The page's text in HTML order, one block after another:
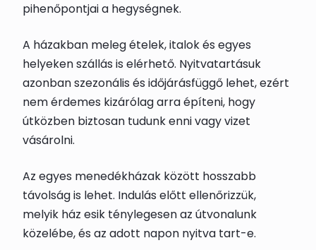
pihenőpontjai a hegységnek.
A házakban meleg ételek, italok és egyes
helyeken szállás is elérhető. Nyitvatartásuk
azonban szezonális és időjárásfüggő lehet, ezért
nem érdemes kizárólag arra építeni, hogy
útközben biztosan tudunk enni vagy vizet
vásárolni.
Az egyes menedékházak között hosszabb
távolság is lehet. Indulás előtt ellenőrizzük,
melyik ház esik ténylegesen az útvonalunk
közelébe, és az adott napon nyitva tart-e.